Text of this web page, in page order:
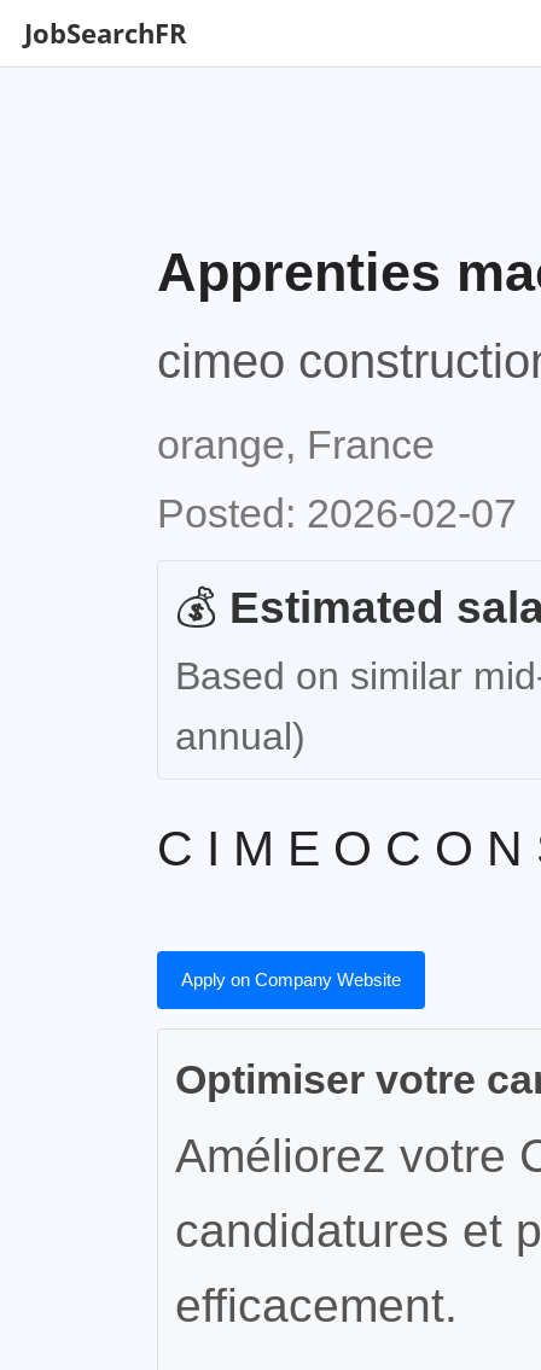
JobSearchFR
Apprenties
cimeo
orange, France
Posted: 2026-02-07
💰 Estimated
Based on similar
annual)
C I M E O C O N
Apply on Company Website
Optimiser votre
Améliorez votre
candidatures et
efficacement.